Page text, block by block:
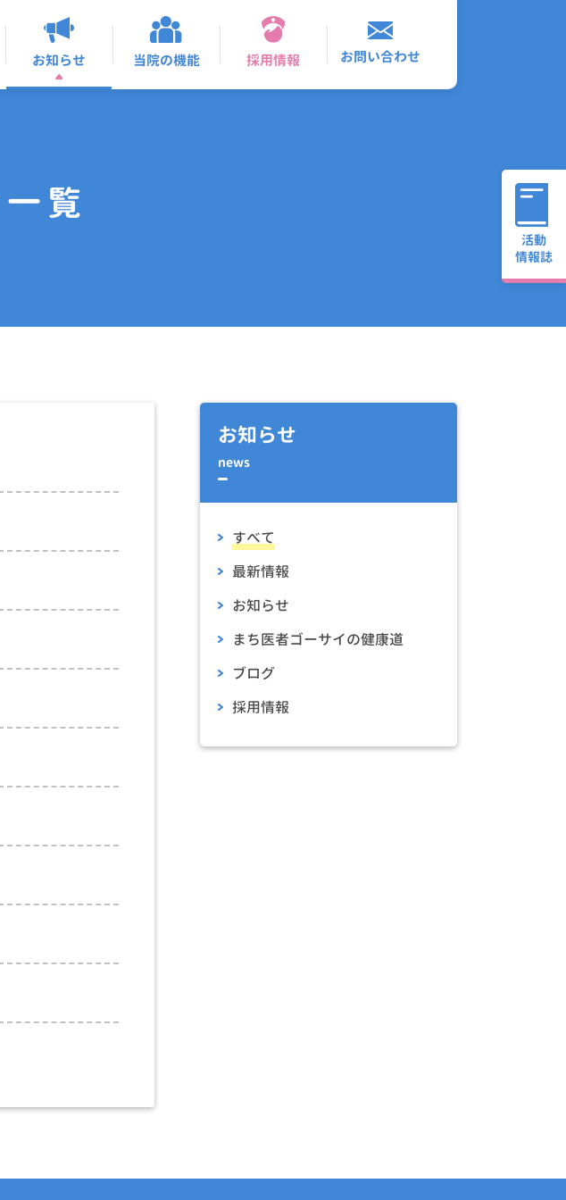
活動
情報誌
お知らせ 当院の機能 採用情報 お問い合わせ
覧
お知らせ
news
すべて
最新情報
お知らせ
まち医者ゴーサイの健康道
ブログ
採用情報